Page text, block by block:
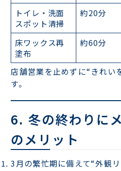
トイレ・洗面
スポット清掃
約20分
床ワックス再
塗布
約60分
店舗営業を止めずに“きれい
す。
6. 冬の終わりに
のメリット
3月の繁忙期に備えて“外観